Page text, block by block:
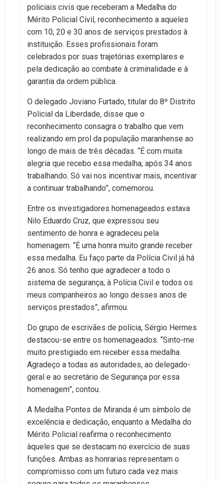
policiais civis que receberam a Medalha do
Mérito Policial Civil, reconhecimento a aqueles
com 10, 20 e 30 anos de serviços prestados à
instituição. Esses profissionais foram
celebrados por suas trajetórias exemplares e
pela dedicação ao combate à criminalidade e à
garantia da ordem pública.
O delegado Joviano Furtado, titular do 8º Distrito
Policial da Liberdade, disse que o
reconhecimento consagra o trabalho que vem
realizando em prol da população maranhense ao
longo de mais de três décadas. “É com muita
alegria que recebo essa medalha, após 34 anos
trabalhando. Só vai nos incentivar mais, incentivar
a continuar trabalhando”, comemorou.
Entre os investigadores homenageados estava
Nilo Eduardo Cruz, que expressou seu
sentimento de honra e agradeceu pela
homenagem. “É uma honra muito grande receber
essa medalha. Eu faço parte da Polícia Civil já há
26 anos. Só tenho que agradecer a todo o
sistema de segurança, à Polícia Civil e todos os
meus companheiros ao longo desses anos de
serviços prestados”, afirmou.
Do grupo de escrivães de polícia, Sérgio Hermes
destacou-se entre os homenageados. “Sinto-me
muito prestigiado em receber essa medalha.
Agradeço a todas as autoridades, ao delegado-
geral e ao secretário de Segurança por essa
homenagem”, contou.
A Medalha Pontes de Miranda é um símbolo de
excelência e dedicação, enquanto a Medalha do
Mérito Policial reafirma o reconhecimento
àqueles que se destacam no exercício de suas
funções. Ambas as honrarias representam o
compromisso com um futuro cada vez mais